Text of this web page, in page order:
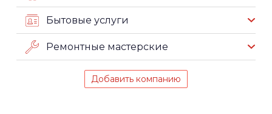
Бытовые услуги
Ремонтные мастерские
Добавить компанию